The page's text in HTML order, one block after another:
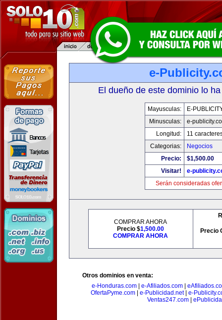
e-
El dueño de este dominio lo
Mayusculas:
E-
Minusculas:
e-
Longitud:
11
Categorias:
Negocios
Precio:
$1,500.00
Visitar!
e-
Serán consideradas
COMPRAR AHORA
Precio $1,500.00
COMPRAR AHORA
Precio
Otros dominios en venta:
e-Honduras.com| e-Afiliados.com|
OfertaPyme.com| e-Publicidad.net| e-
Ventas247.com